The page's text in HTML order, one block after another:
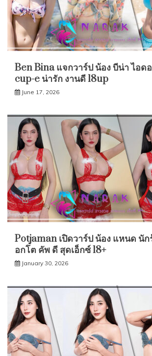
Ben Bina แจกวาร์ป น้อง บีน่า ไอด
cup-e น่ารัก งานดี 18up
June 17, 2026
Potjaman เปิดวาร์ป น้อง แหนด นัก
อกโต คัพ ดี สุดเอ็กซ์ 18+
January 30, 2026